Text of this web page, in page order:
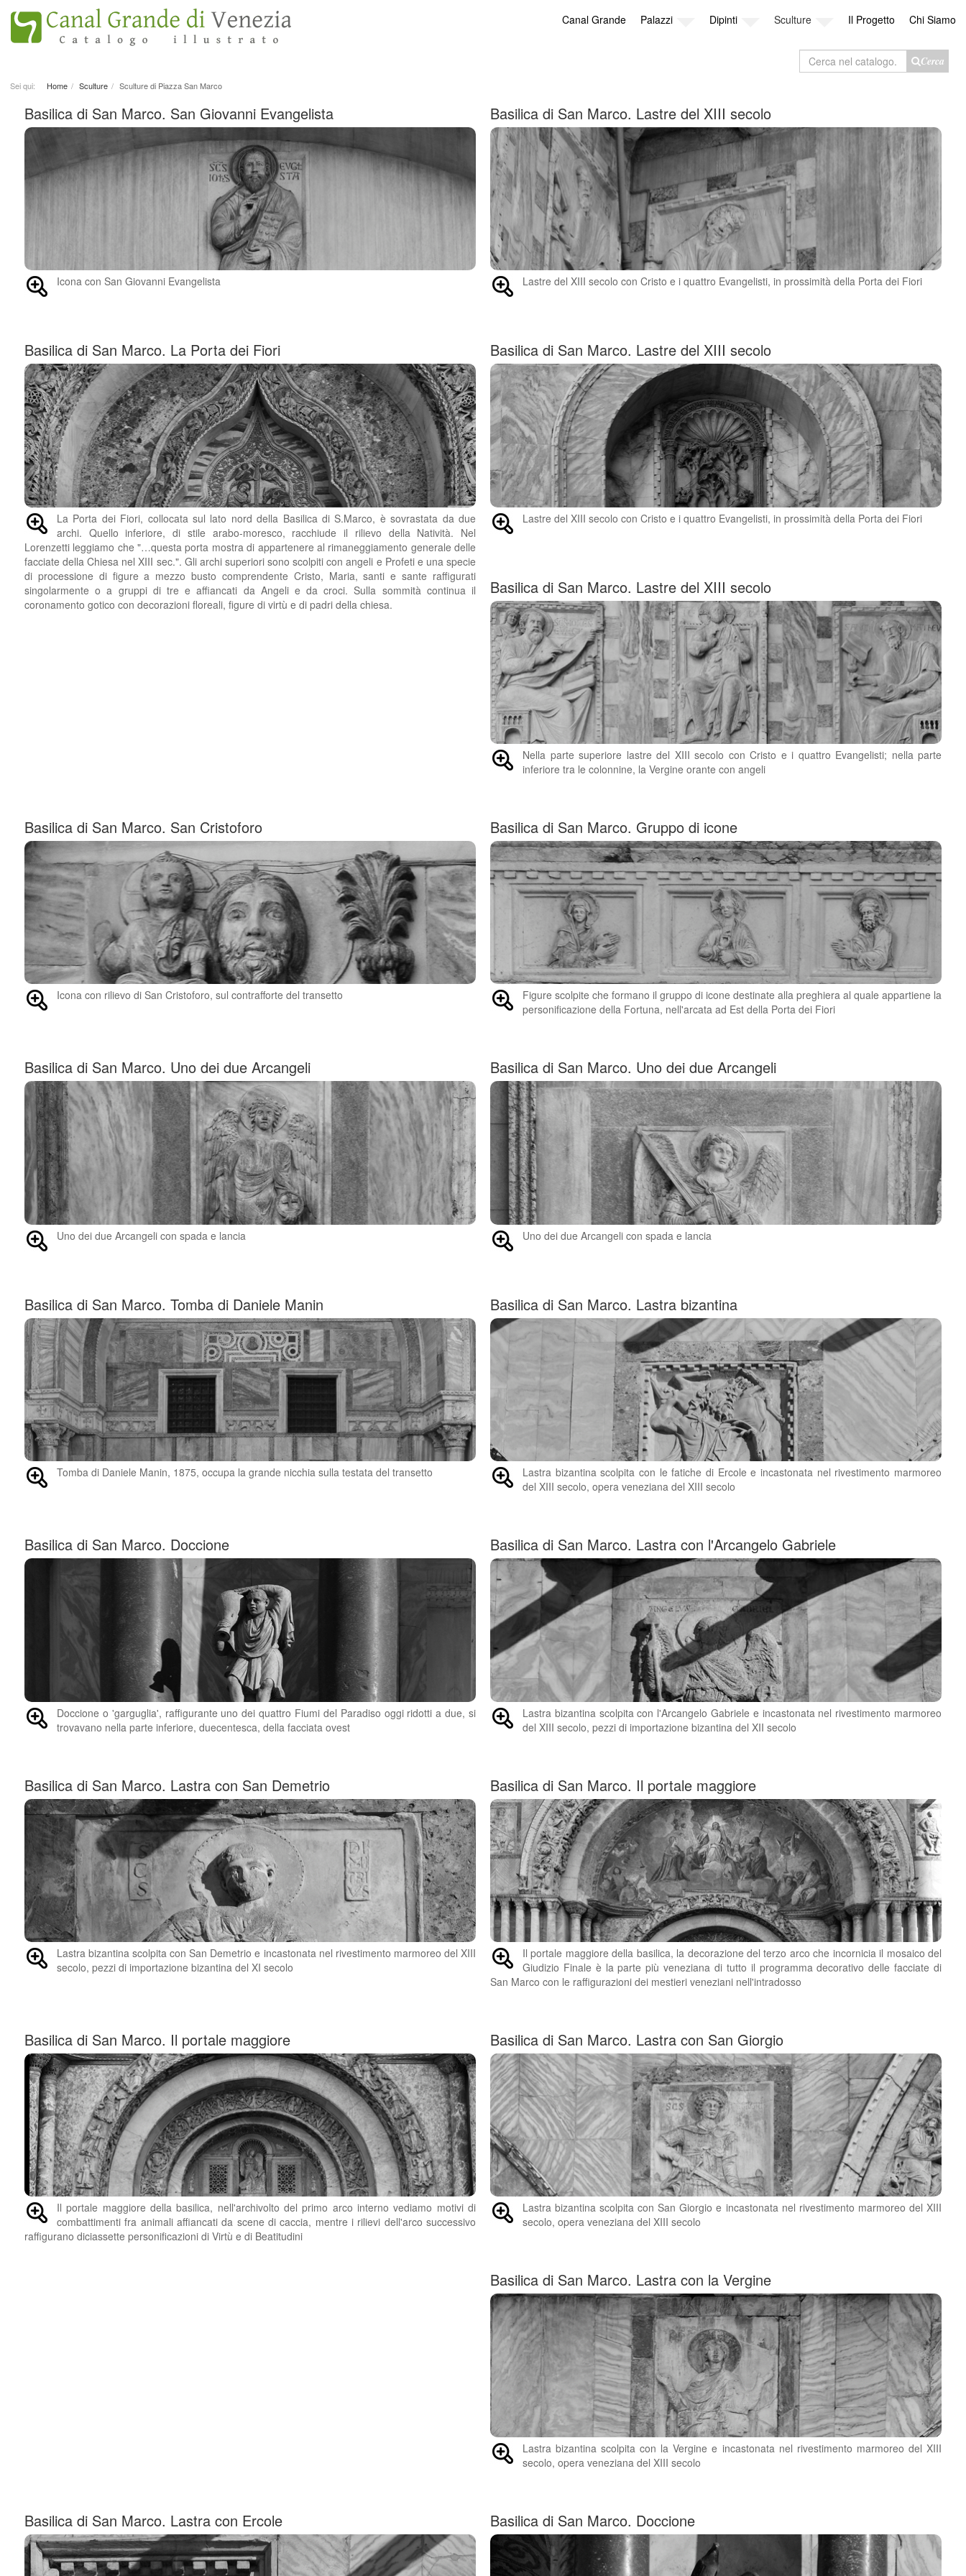
Canal Grande Palazzi Dipinti Sculture Il Progetto Chi Siamo
Cerca
Cerca
nel
Sei qui: Home Sculture Sculture di Piazza San Marco
Basilica di San Marco. San Giovanni Evangelista
Icona con San Giovanni Evangelista
Basilica di San Marco. Lastre del XIII secolo
Lastre del XIII secolo con Cristo e i quattro Evangelisti, in prossimità della Porta dei Fiori
Basilica di San Marco. La Porta dei Fiori
La Porta dei Fiori, collocata sul lato nord della Basilica di S.Marco, è sovrastata da due
archi. Quello inferiore, di stile arabo-moresco, racchiude il rilievo della Natività. Nel
Lorenzetti leggiamo che "…questa porta mostra di appartenere al rimaneggiamento generale delle
facciate della Chiesa nel XIII sec.". Gli archi superiori sono scolpiti con angeli e Profeti e una specie
di processione di figure a mezzo busto comprendente Cristo, Maria, santi e sante raffigurati
singolarmente o a gruppi di tre e affiancati da Angeli e da croci. Sulla sommità continua il
coronamento gotico con decorazioni floreali, figure di virtù e di padri della chiesa.
Basilica di San Marco. Lastre del XIII secolo
Lastre del XIII secolo con Cristo e i quattro Evangelisti, in prossimità della Porta dei Fiori
Basilica di San Marco. Lastre del XIII secolo
Nella parte superiore lastre del XIII secolo con Cristo e i quattro Evangelisti; nella parte
inferiore tra le colonnine, la Vergine orante con angeli
Basilica di San Marco. San Cristoforo
Icona con rilievo di San Cristoforo, sul contrafforte del transetto
Basilica di San Marco. Gruppo di icone
Figure scolpite che formano il gruppo di icone destinate alla preghiera al quale appartiene la
personificazione della Fortuna, nell'arcata ad Est della Porta dei Fiori
Basilica di San Marco. Uno dei due Arcangeli
Uno dei due Arcangeli con spada e lancia
Basilica di San Marco. Uno dei due Arcangeli
Uno dei due Arcangeli con spada e lancia
Basilica di San Marco. Tomba di Daniele Manin
Tomba di Daniele Manin, 1875, occupa la grande nicchia sulla testata del transetto
Basilica di San Marco. Lastra bizantina
Lastra bizantina scolpita con le fatiche di Ercole e incastonata nel rivestimento marmoreo
del XIII secolo, opera veneziana del XIII secolo
Basilica di San Marco. Doccione
Doccione o 'garguglia', raffigurante uno dei quattro Fiumi del Paradiso oggi ridotti a due, si
trovavano nella parte inferiore, duecentesca, della facciata ovest
Basilica di San Marco. Lastra con l'Arcangelo Gabriele
Lastra bizantina scolpita con l'Arcangelo Gabriele e incastonata nel rivestimento marmoreo
del XIII secolo, pezzi di importazione bizantina del XII secolo
Basilica di San Marco. Lastra con San Demetrio
Lastra bizantina scolpita con San Demetrio e incastonata nel rivestimento marmoreo del XIII
secolo, pezzi di importazione bizantina del XI secolo
Basilica di San Marco. Il portale maggiore
Il portale maggiore della basilica, la decorazione del terzo arco che incornicia il mosaico del
Giudizio Finale è la parte più veneziana di tutto il programma decorativo delle facciate di
San Marco con le raffigurazioni dei mestieri veneziani nell'intradosso
Basilica di San Marco. Il portale maggiore
Il portale maggiore della basilica, nell'archivolto del primo arco interno vediamo motivi di
combattimenti fra animali affiancati da scene di caccia, mentre i rilievi dell'arco successivo
raffigurano diciassette personificazioni di Virtù e di Beatitudini
Basilica di San Marco. Lastra con San Giorgio
Lastra bizantina scolpita con San Giorgio e incastonata nel rivestimento marmoreo del XIII
secolo, opera veneziana del XIII secolo
Basilica di San Marco. Lastra con la Vergine
Lastra bizantina scolpita con la Vergine e incastonata nel rivestimento marmoreo del XIII
secolo, opera veneziana del XIII secolo
Basilica di San Marco. Lastra con Ercole Basilica di San Marco. Doccione